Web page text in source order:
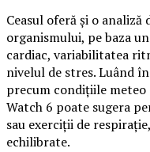
Ceasul oferă și o
organismului, pe baza
cardiac, variabilitatea
nivelul de stres. Luând
precum condițiile meteo
Watch 6 poate sugera
sau exerciții de
echilibrate.